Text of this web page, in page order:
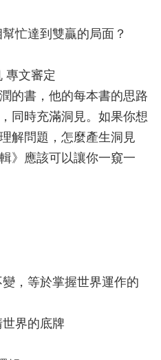
忙達到雙贏的局面？
專文審定
的書，他的每本書的思路
同時充滿洞見。如果你想
解問題，怎麼產生洞見
》應該可以讓你一窺一
，等於掌握世界運作的
界的底牌